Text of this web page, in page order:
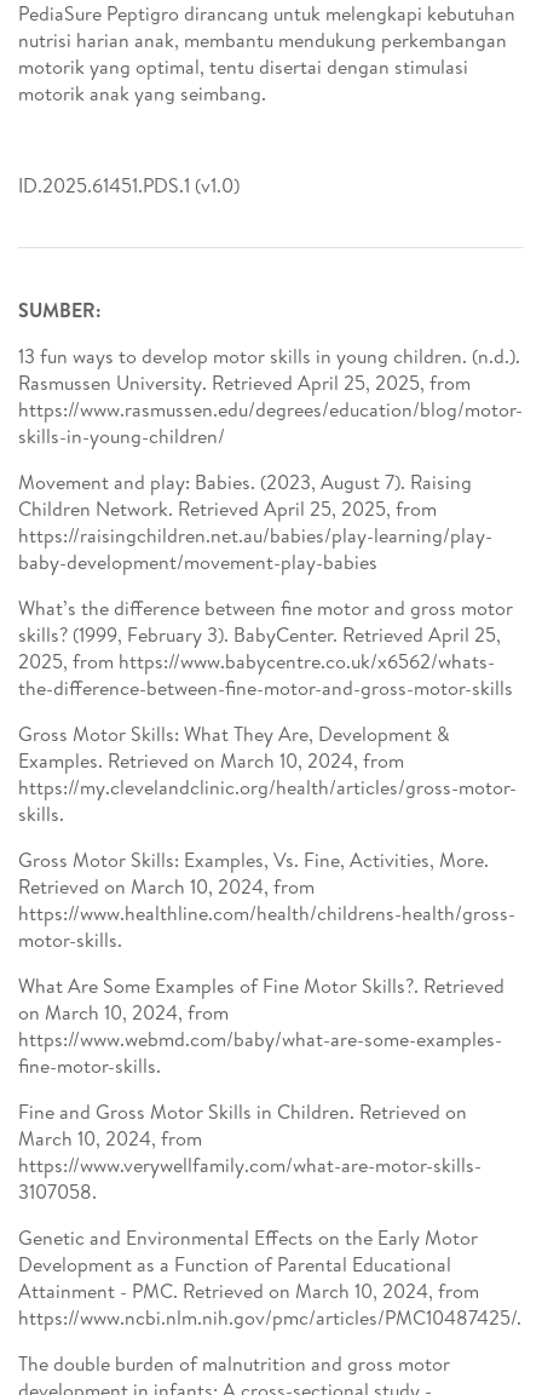
PediaSure Peptigro dirancang untuk melengkapi kebutuhan
nutrisi harian anak, membantu mendukung perkembangan
motorik yang optimal, tentu disertai dengan stimulasi
motorik anak yang seimbang.
ID.2025.61451.PDS.1 (v1.0)
SUMBER:
13 fun ways to develop motor skills in young children. (n.d.).
Rasmussen University. Retrieved April 25, 2025, from
https://www.rasmussen.edu/degrees/education/blog/motor-
skills-in-young-children/
Movement and play: Babies. (2023, August 7). Raising
Children Network. Retrieved April 25, 2025, from
https://raisingchildren.net.au/babies/play-learning/play-
baby-development/movement-play-babies
What’s the difference between fine motor and gross motor
skills? (1999, February 3). BabyCenter. Retrieved April 25,
2025, from https://www.babycentre.co.uk/x6562/whats-
the-difference-between-fine-motor-and-gross-motor-skills
Gross Motor Skills: What They Are, Development &
Examples. Retrieved on March 10, 2024, from
https://my.clevelandclinic.org/health/articles/gross-motor-
skills.
Gross Motor Skills: Examples, Vs. Fine, Activities, More.
Retrieved on March 10, 2024, from
https://www.healthline.com/health/childrens-health/gross-
motor-skills.
What Are Some Examples of Fine Motor Skills?. Retrieved
on March 10, 2024, from
https://www.webmd.com/baby/what-are-some-examples-
fine-motor-skills.
Fine and Gross Motor Skills in Children. Retrieved on
March 10, 2024, from
https://www.verywellfamily.com/what-are-motor-skills-
3107058.
Genetic and Environmental Effects on the Early Motor
Development as a Function of Parental Educational
Attainment - PMC. Retrieved on March 10, 2024, from
https://www.ncbi.nlm.nih.gov/pmc/articles/PMC10487425/.
The double burden of malnutrition and gross motor